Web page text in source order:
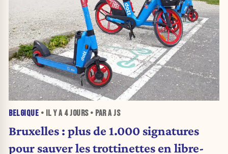
BELGIQUE • IL Y A 4 JOURS• PAR A JS
Bruxelles : plus de 1.000 signatures
pour sauver les trottinettes en libre-